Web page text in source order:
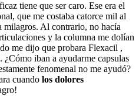
tiene que ser caro. Ese era el
que me costaba catorce mil al
milagros. Al contrario, no hacía
y la columna me dolían
me dijo que probara Flexacil ,
¿Cómo iban a ayudarme capsulas
fenomenal no me ayudó?
cuando los dolores